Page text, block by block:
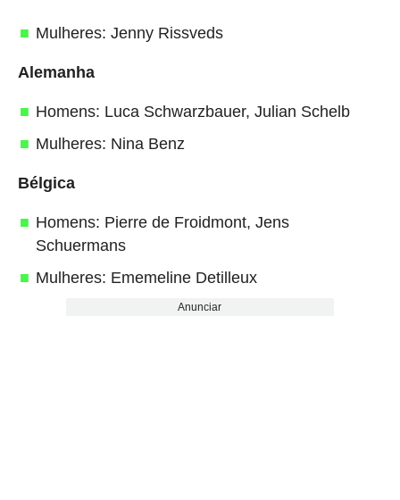
Mulheres: Jenny Rissveds
Alemanha
Homens: Luca Schwarzbauer, Julian Schelb
Mulheres: Nina Benz
Bélgica
Homens: Pierre de Froidmont, Jens
Schuermans
Mulheres: Ememeline Detilleux
Anunciar